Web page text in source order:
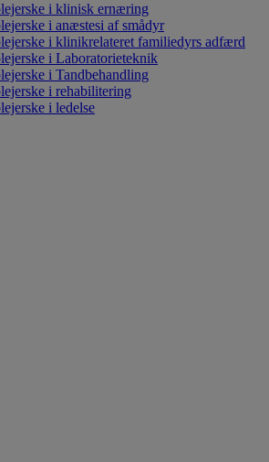
i klinisk ernæring
i anæstesi af smådyr
i klinikrelateret familiedyrs adfærd
i Laboratorieteknik
i Tandbehandling
i rehabilitering
i ledelse